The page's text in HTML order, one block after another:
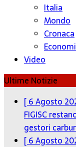
Italia
Mondo
Cronaca
Video
Ultime Notizie
[ 6 Agosto
FIGISC
gestori
[ 6 Agosto